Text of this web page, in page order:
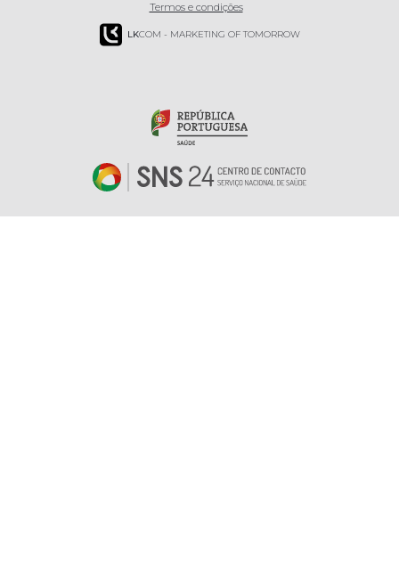
Termos e condições
LKCOM - MARKETING OF TOMORROW